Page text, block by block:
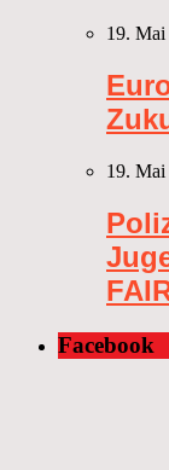
19. Mai
19. Mai
Facebook